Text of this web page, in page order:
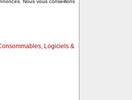
Nous vous conseillons
, Logiciels &